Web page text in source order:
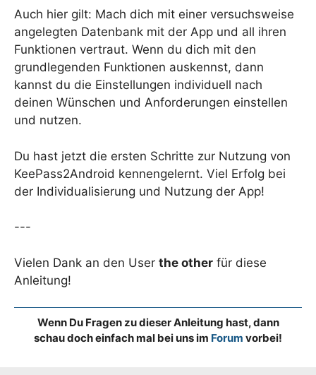
Auch hier gilt: Mach dich mit einer versuchsweise
angelegten Datenbank mit der App und all ihren
Funktionen vertraut. Wenn du dich mit den
grundlegenden Funktionen auskennst, dann
kannst du die Einstellungen individuell nach
deinen Wünschen und Anforderungen einstellen
und nutzen.
Du hast jetzt die ersten Schritte zur Nutzung von
KeePass2Android kennengelernt. Viel Erfolg bei
der Individualisierung und Nutzung der App!
---
Vielen Dank an den User the other für diese
Anleitung!
Wenn Du Fragen zu dieser Anleitung hast, dann
schau doch einfach mal bei uns im Forum vorbei!